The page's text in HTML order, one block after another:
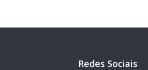
Redes Sociais